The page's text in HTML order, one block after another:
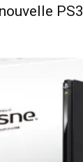
PS3